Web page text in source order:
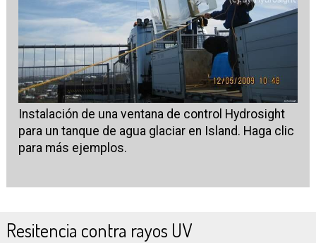
Instalación de una ventana de control Hydrosight
para un tanque de agua glaciar en Island. Haga clic
para más ejemplos.
Resitencia contra rayos UV